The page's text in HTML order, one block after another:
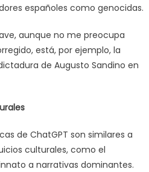
españoles como genocidas.
aunque no me preocupa
está, por ejemplo, la
de Augusto Sandino en
de ChatGPT son similares a
culturales, como el
a narrativas dominantes.